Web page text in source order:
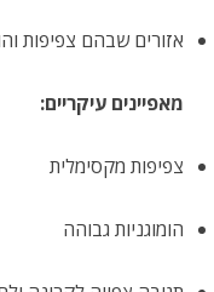
אזורים שבהם צפיפות
מאפיינים עיקריים:
צפיפות מקסימלית
הומוגניות גבוהה